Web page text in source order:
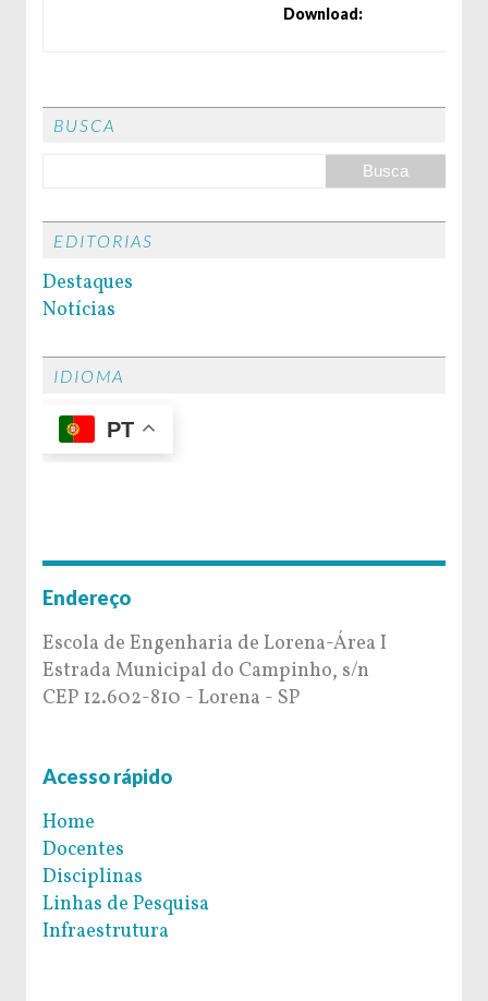
Download:
BUSCA
EDITORIAS
Destaques
Notícias
IDIOMA
PT
Endereço
Escola de Engenharia de Lorena-Área I
Estrada Municipal do Campinho, s/n
CEP 12.602-810 - Lorena - SP
Acesso rápido
Home
Docentes
Disciplinas
Linhas de Pesquisa
Infraestrutura